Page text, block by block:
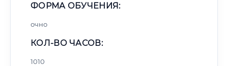
ФОРМА ОБУЧЕНИЯ:
очно
КОЛ-ВО ЧАСОВ:
1010